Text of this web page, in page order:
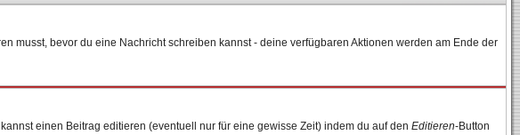
musst, bevor du eine Nachricht schreiben kannst - deine verfügbaren Aktionen werden am Ende der
einen Beitrag editieren (eventuell nur für eine gewisse Zeit) indem du auf den Editieren-Button